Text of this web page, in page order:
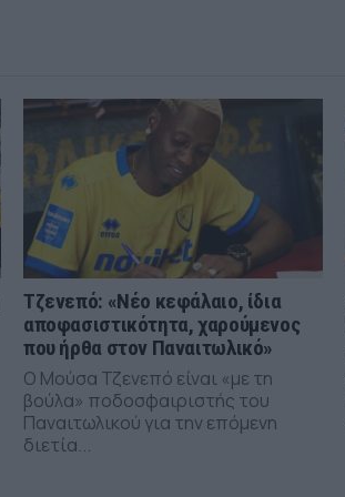
Τζενεπό: «Νέο κεφάλαιο, ίδια
αποφασιστικότητα, χαρούμενος
που ήρθα στον Παναιτωλικό»
Ο Μούσα Τζενεπό είναι «με τη
βούλα» ποδοσφαιριστής του
Παναιτωλικού για την επόμενη
διετία...